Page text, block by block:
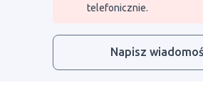
telefonicznie.
Napisz